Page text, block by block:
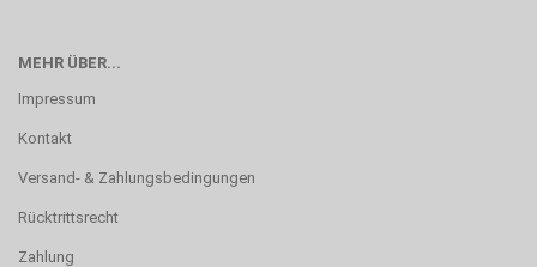
MEHR ÜBER...
Impressum
Kontakt
Versand- & Zahlungsbedingungen
Rücktrittsrecht
Zahlung